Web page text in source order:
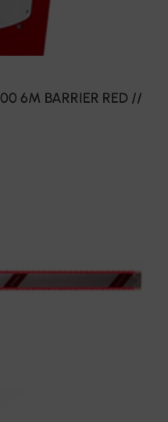
6M BARRIER RED //